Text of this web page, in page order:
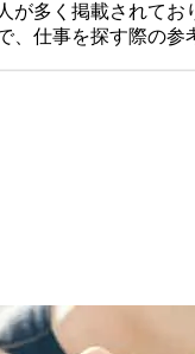
多く掲載されてお
仕事を探す際の参